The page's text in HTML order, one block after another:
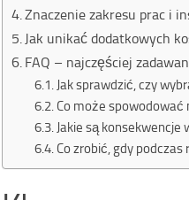
Znaczenie zakresu prac i
Jak unikać dodatkowych
FAQ – najczęściej
Jak sprawdzić, czy
Co może spowodować
Jakie są konsekwencje
Co zrobić, gdy